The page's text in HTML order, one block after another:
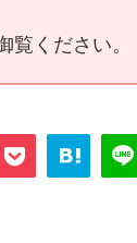
覧ください。